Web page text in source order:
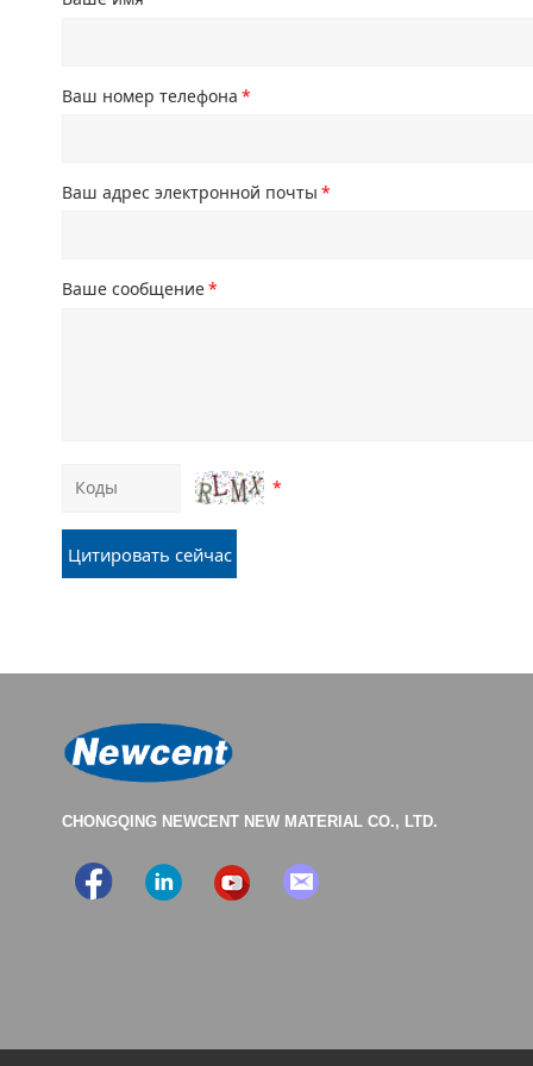
Ваш номер телефона *
Ваш адрес электронной почты *
Ваше сообщение*
*
Цитировать сейчас
CHONGQING NEWCENT NEW MATERIAL CO., LTD.